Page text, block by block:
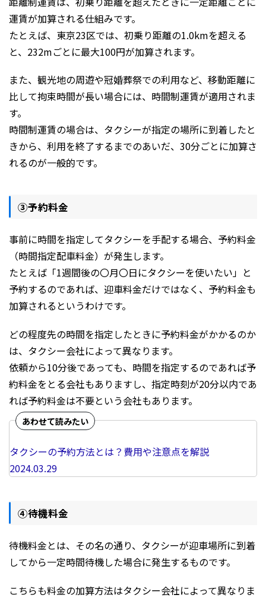
運賃が加算される仕組みです。
たとえば、東京23区では、初乗り距離の1.0kmを超える
と、232mごとに最大100円が加算されます。
また、観光地の周遊や冠婚葬祭での利用など、移動距離に
比して拘束時間が長い場合には、時間制運賃が適用されま
す。
時間制運賃の場合は、タクシーが指定の場所に到着したと
きから、利用を終了するまでのあいだ、30分ごとに加算さ
れるのが一般的です。
③予約料金
事前に時間を指定してタクシーを手配する場合、予約料金
（時間指定配車料金）が発生します。
たとえば「1週間後の〇月〇日にタクシーを使いたい」と
予約するのであれば、迎車料金だけではなく、予約料金も
加算されるというわけです。
どの程度先の時間を指定したときに予約料金がかかるのか
は、タクシー会社によって異なります。
依頼から10分後であっても、時間を指定するのであれば予
約料金をとる会社もありますし、指定時刻が20分以内であ
れば予約料金は不要という会社もあります。
タクシーの予約方法とは？費用や注意点を解説
2024.03.29
④待機料金
待機料金とは、その名の通り、タクシーが迎車場所に到着
してから一定時間待機した場合に発生するものです。
こちらも料金の加算方法はタクシー会社によって異なりま